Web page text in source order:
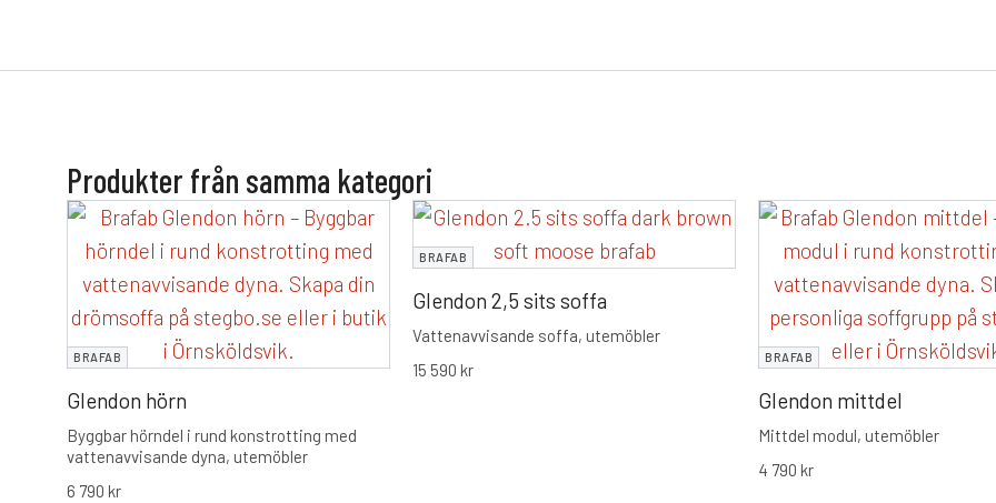
Produkter från samma kategori
BRAFAB
Glendon hörn
Byggbar hörndel i rund konstrotting med
vattenavvisande dyna, utemöbler
6 790 kr
BRAFAB
Glendon 2,5 sits soffa
Vattenavvisande soffa, utemöbler
15 590 kr
BRAFAB
Glendon mittdel
Mittdel modul, utemöbler
4 790 kr